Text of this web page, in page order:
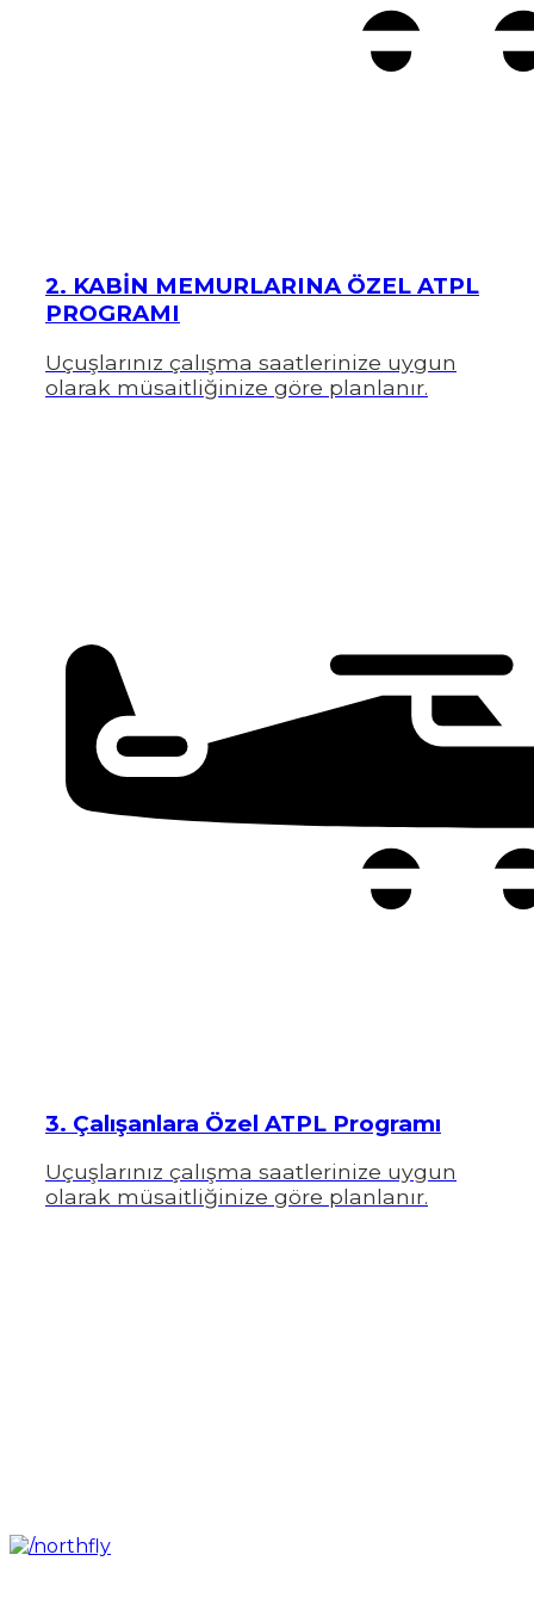
2. KABİN MEMURLARINA ÖZEL ATPL
PROGRAMI
Uçuşlarınız çalışma saatlerinize uygun
olarak müsaitliğinize göre planlanır.
3. Çalışanlara Özel ATPL Programı
Uçuşlarınız çalışma saatlerinize uygun
olarak müsaitliğinize göre planlanır.